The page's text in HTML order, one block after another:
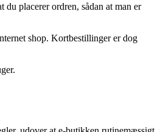
placerer ordren, sådan at man er
shop. Kortbestillinger er dog